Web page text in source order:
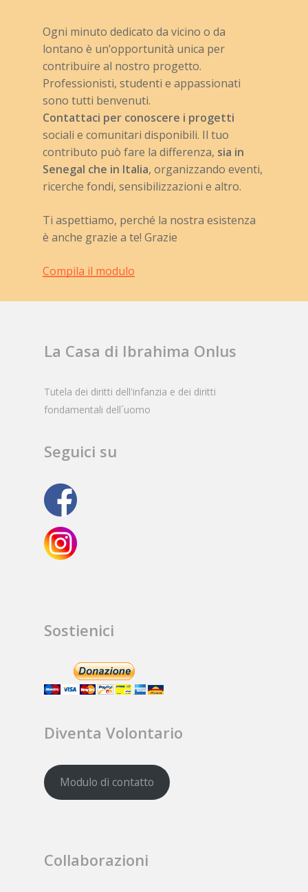
Ogni minuto dedicato da vicino o da
lontano è un’opportunità unica per
contribuire al nostro progetto.
Professionisti, studenti e appassionati
sono tutti benvenuti.
Contattaci per conoscere i progetti
sociali e comunitari disponibili. Il tuo
contributo può fare la differenza, sia in
Senegal che in Italia, organizzando eventi,
ricerche fondi, sensibilizzazioni e altro.
Ti aspettiamo, perché la nostra esistenza
è anche grazie a te! Grazie
Compila il modulo
La Casa di Ibrahima Onlus
Tutela dei diritti dell'infanzia e dei diritti
fondamentali dell´uomo
Seguici su
Sostienici
Diventa Volontario
Modulo di contatto
Collaborazioni